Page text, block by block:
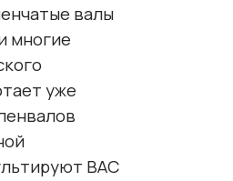
валы
многие
уже
ВАС